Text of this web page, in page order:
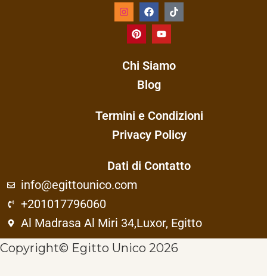
Chi Siamo
Blog
Termini e Condizioni
Privacy Policy
Dati di Contatto
info@egittounico.com
+201017796060
Al Madrasa Al Miri 34,Luxor, Egitto
Copyright© Egitto Unico 2026